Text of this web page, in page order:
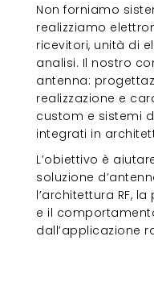
Non forniamo
realizziamo
ricevitori, unità di
analisi. Il nostro
antenna:
realizzazione e
custom e sistemi
integrati in
L’obiettivo è
soluzione
l’architettura RF,
e il
dall’applicazione